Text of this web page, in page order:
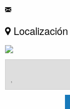
Localización
,